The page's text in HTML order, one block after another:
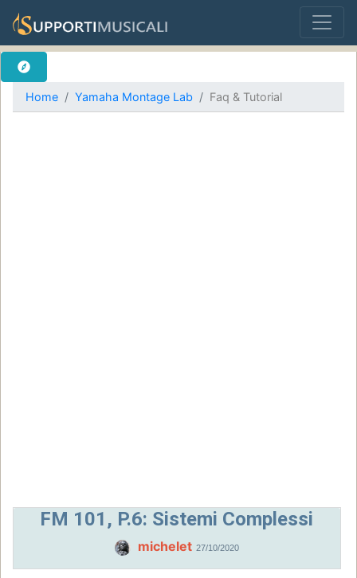
Home Yamaha Montage Lab Faq & Tutorial
FM 101, P.6: Sistemi Complessi
michelet 27/10/2020